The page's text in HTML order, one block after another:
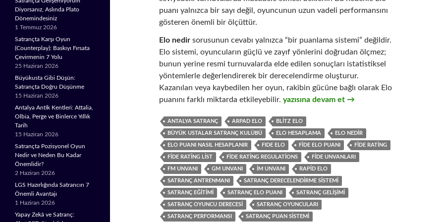
puanı yalnızca bir sayı değil, oyuncunun uzun vadeli performansını
gösteren önemli bir ölçüttür.
Elo nedir sorusunun cevabı yalnızca “bir puanlama sistemi” değildir.
Elo sistemi, oyuncuların güçlü ve zayıf yönlerini doğrudan ölçmez;
bunun yerine resmi turnuvalarda elde edilen sonuçları istatistiksel
yöntemlerle değerlendirerek bir derecelendirme oluşturur.
Kazanılan veya kaybedilen her oyun, rakibin gücüne bağlı olarak Elo
puanını farklı miktarda etkileyebilir. Elo Nedir? Satrançta Elo Sistemi Nasıl
yazısına devam et →
ANTALYA SATRANÇ ARPAD ELO BLITZ ELO
BÜYÜK USTALAR SATRANÇ KULÜBÜ ELO HESAPLAMA ELO NEDIR
ELO PUANI NASIL HESAPLANIR FIDE ELO FIDE ELO PUANI FIDE RATING
FIDE RATING LIST FIDE RATING REGULATIONS FIDE UNVANLARI
FM UNVANI GM UNVANI IM UNVANI RAPID ELO
SATRANÇ ANTRENMANI SATRANÇ DERECELENDIRME SISTEMI
SATRANÇ EĞITIMI SATRANÇ ELO PUANI SATRANÇ GELIŞIMI
SATRANÇ OYUNCU DERECESI SATRANÇ OYUNCULARI
SATRANÇ PERFORMANSI SATRANÇ PUAN SISTEMI
Diyorsanız, Aslında Plato
Dönemindesiniz
1 Temmuz 2026
Satrançta Karşı Oyun
(Counterplay): Baskıyı Fırsata
Çevirmenin 7 Yolu
25 Haziran 2026
Büyükusta Gibi Düşün:
Satrançta Doğru Düşünme
15 Haziran 2026
Antalya Antik Kentleri: Attalia,
Olbia, Perge ve Binlerce Yıllık
Tarih
15 Haziran 2026
Satrançta Pozisyonel Oyun
Nedir ve Neden Bu Kadar
Önemlidir?
2 Haziran 2026
LGS Hazırlığında Satrancın 7
Önemli Avantajı
1 Haziran 2026
Yapay Zekâ ve Satranç: